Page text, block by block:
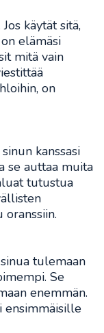
käytät sitä,
elämäsi
mitä vain
on
kanssasi
se auttaa muita
tutustua
tulemaan
Se
enemmän.
ensimmäisille